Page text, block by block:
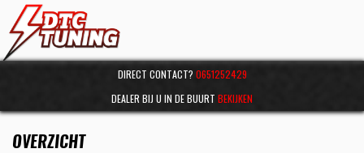
DIRECT CONTACT? 0651252429
DEALER BIJ U IN DE BUURT BEKIJKEN
OVERZICHT